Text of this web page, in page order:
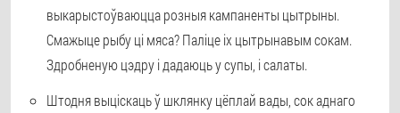
выкарыстоўваюцца розныя кампаненты цытрыны.
Смажыце рыбу ці мяса? Паліце іх цытрынавым сокам.
Здробненую цэдру і дадаюць у супы, і салаты.
Штодня выціскаць ў шклянку цёплай вады, сок аднаго